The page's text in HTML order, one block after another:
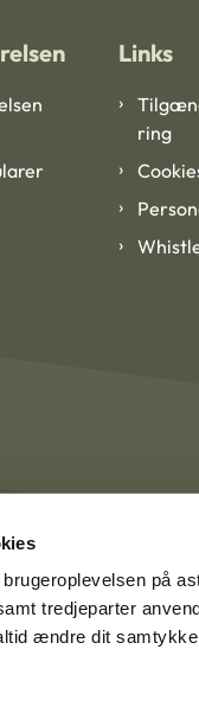
på
tredjeparter
ændre dit
Links
ring